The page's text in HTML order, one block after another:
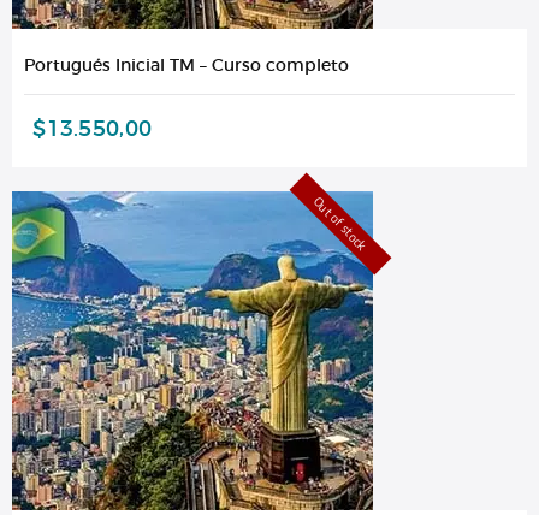
Portugués Inicial TM – Curso completo
$13.550,00
Out of stock